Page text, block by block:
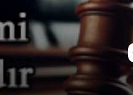
Gece Modu
Gece modunu seçin.
Sistem Modu